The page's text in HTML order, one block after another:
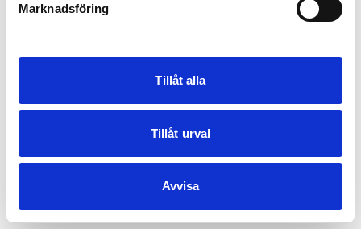
Marknadsföring
Tillåt alla
Tillåt urval
Avvisa